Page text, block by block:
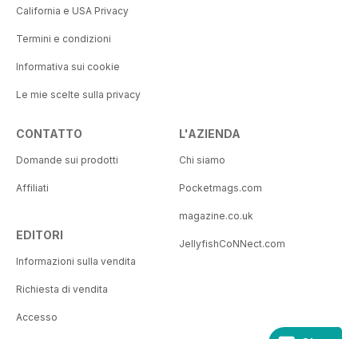
California e USA Privacy
Termini e condizioni
Informativa sui cookie
Le mie scelte sulla privacy
CONTATTO
Domande sui prodotti
Affiliati
EDITORI
Informazioni sulla vendita
Richiesta di vendita
Accesso
L'AZIENDA
Chi siamo
Pocketmags.com
magazine.co.uk
JellyfishCoNNect.com